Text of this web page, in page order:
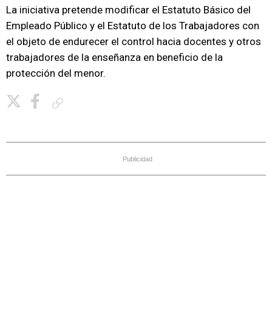
La iniciativa pretende modificar el Estatuto Básico del
Empleado Público y el Estatuto de los Trabajadores con
el objeto de endurecer el control hacia docentes y otros
trabajadores de la enseñanza en beneficio de la
protección del menor.
Publicidad